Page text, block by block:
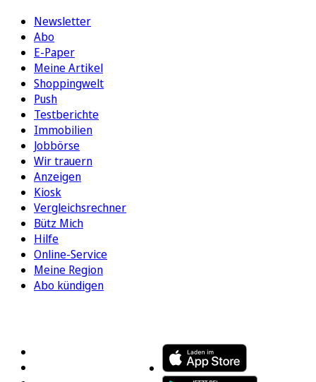
Newsletter
Abo
E-Paper
Meine Artikel
Shoppingwelt
Push
Testberichte
Immobilien
Jobbörse
Wir trauern
Anzeigen
Kiosk
Vergleichsrechner
Bütz Mich
Hilfe
Online-Service
Meine Region
Abo kündigen